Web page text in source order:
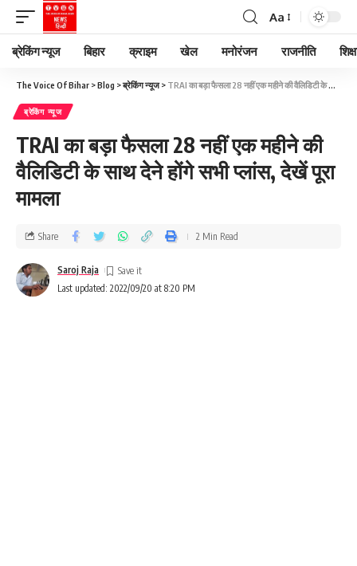
Aa
ब्रेकिंग न्यूज बिहार क्राइम खेल मनोरंजन राजनीति
The Voice Of Bihar >Blog >ब्रेकिंग न्यूज> TRAI का बड़ा फैसला 28 नहीं एक महीने की वैलिडिटी के साथ देने होंगे सभी प्लांस, देखें पूरा मामला
ब्रेकिंग न्यूज
TRAI का बड़ा फैसला 28 नहीं एक महीने की
वैलिडिटी के साथ देने होंगे सभी प्लांस, देखें पूरा
मामला
Last updated: 2022/09/20 at 8:20 PM
Saroj Raja
Share 2 Min Read